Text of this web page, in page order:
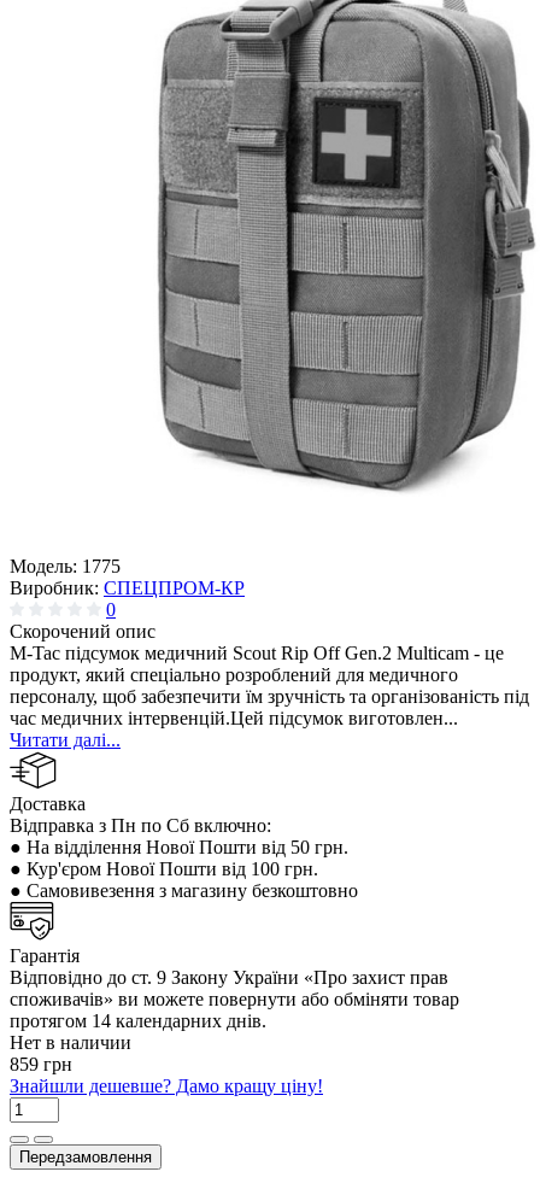
Модель: 1775
Виробник: СПЕЦПРОМ-КР
0
Скорочений опис
M-Tac підсумок медичний Scout Rip Off Gen.2 Multicam - це
продукт, який спеціально розроблений для медичного
персоналу, щоб забезпечити їм зручність та організованість під
час медичних інтервенцій.Цей підсумок виготовлен...
Читати далі...
Доставка
Відправка з Пн по Сб включно:
● На відділення Нової Пошти від 50 грн.
● Кур'єром Нової Пошти від 100 грн.
● Самовивезення з магазину безкоштовно
Гарантія
Відповідно до ст. 9 Закону України «Про захист прав
споживачів» ви можете повернути або обміняти товар
протягом 14 календарних днів.
Нет в наличии
859 грн
Знайшли дешевше? Дамо кращу ціну!
Передзамовлення